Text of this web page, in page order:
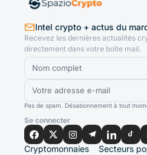
Intel crypto + actus du
Recevez les dernières actualités
directement dans votre boîte mail.
Pas de spam. Désabonnement à tout
Se connecter
Cryptomonnaies Secteurs